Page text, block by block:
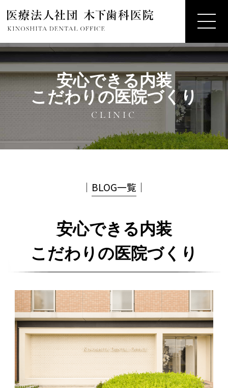
安心できる内装
こだわりの医院づくり
CLINIC
│ BLOG一覧 │
安心できる内装
こだわりの医院づくり